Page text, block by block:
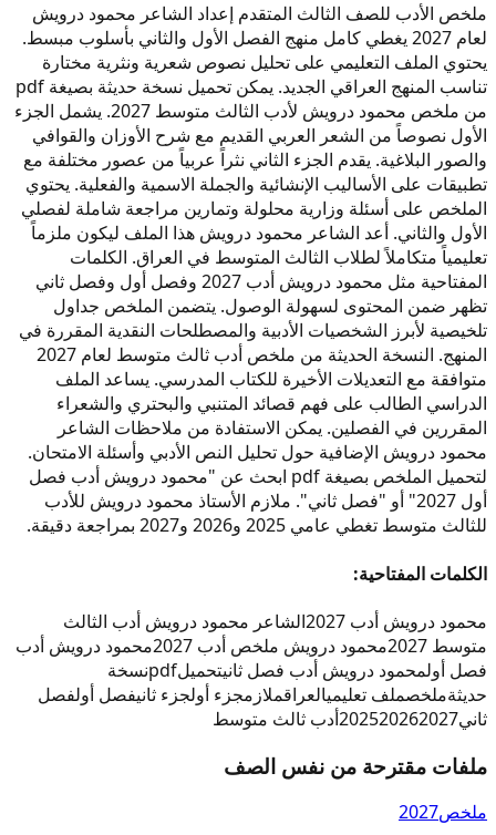
ملخص الأدب للصف الثالث المتقدم إعداد الشاعر محمود درويش
لعام 2027 يغطي كامل منهج الفصل الأول والثاني بأسلوب مبسط.
يحتوي الملف التعليمي على تحليل نصوص شعرية ونثرية مختارة
تناسب المنهج العراقي الجديد. يمكن تحميل نسخة حديثة بصيغة pdf
من ملخص محمود درويش لأدب الثالث متوسط 2027. يشمل الجزء
الأول نصوصاً من الشعر العربي القديم مع شرح الأوزان والقوافي
والصور البلاغية. يقدم الجزء الثاني نثراً عربياً من عصور مختلفة مع
تطبيقات على الأساليب الإنشائية والجملة الاسمية والفعلية. يحتوي
الملخص على أسئلة وزارية محلولة وتمارين مراجعة شاملة لفصلي
الأول والثاني. أعد الشاعر محمود درويش هذا الملف ليكون ملزماً
تعليمياً متكاملاً لطلاب الثالث المتوسط في العراق. الكلمات
المفتاحية مثل محمود درويش أدب 2027 وفصل أول وفصل ثاني
تظهر ضمن المحتوى لسهولة الوصول. يتضمن الملخص جداول
تلخيصية لأبرز الشخصيات الأدبية والمصطلحات النقدية المقررة في
المنهج. النسخة الحديثة من ملخص أدب ثالث متوسط لعام 2027
متوافقة مع التعديلات الأخيرة للكتاب المدرسي. يساعد الملف
الدراسي الطالب على فهم قصائد المتنبي والبحتري والشعراء
المقررين في الفصلين. يمكن الاستفادة من ملاحظات الشاعر
محمود درويش الإضافية حول تحليل النص الأدبي وأسئلة الامتحان.
لتحميل الملخص بصيغة pdf ابحث عن "محمود درويش أدب فصل
أول 2027" أو "فصل ثاني". ملازم الأستاذ محمود درويش للأدب
للثالث متوسط تغطي عامي 2025 و2026 و2027 بمراجعة دقيقة.
الكلمات المفتاحية:
محمود درويش أدب 2027
الشاعر محمود درويش أدب الثالث
متوسط 2027
محمود درويش ملخص أدب 2027
محمود درويش أدب
فصل أولمحمود درويش أدب فصل ثانيتحميلpdfنسخة
حديثةملخصملف تعليميالعراقملازمجزء أولجزء ثانيفصل أولفصل
ثاني
202520262027 أدب ثالث متوسط
ملفات مقترحة من نفس الصف
ملخص2027